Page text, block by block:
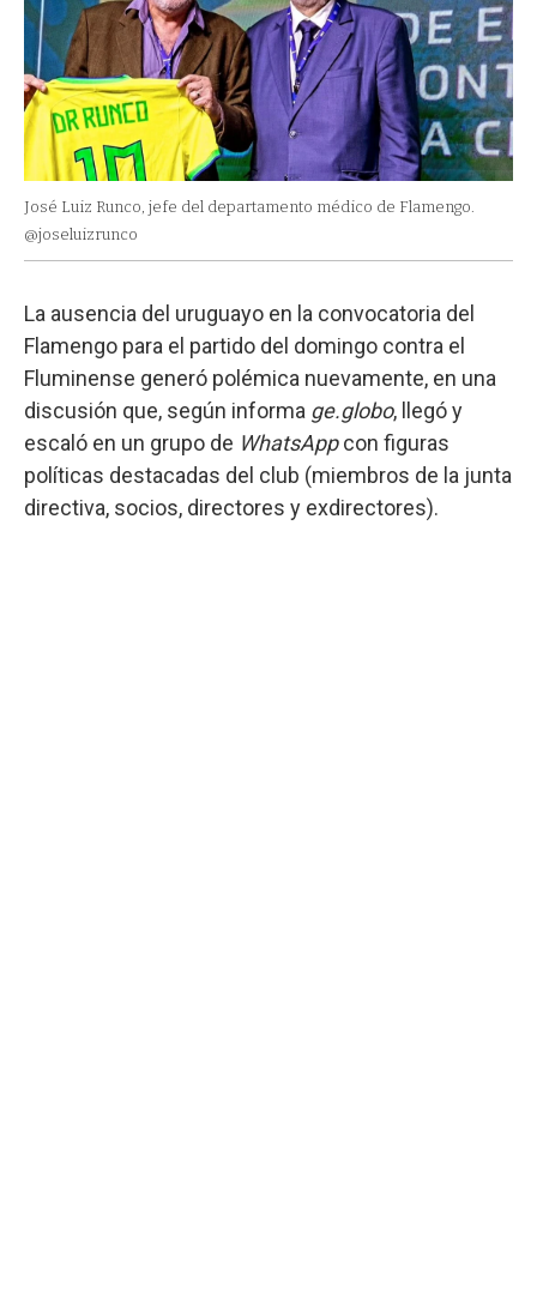
José Luiz Runco, jefe del departamento médico de Flamengo.
@joseluizrunco
La ausencia del uruguayo en la convocatoria del
Flamengo para el partido del domingo contra el
Fluminense generó polémica nuevamente, en una
discusión que, según informa ge.globo, llegó y
escaló en un grupo de WhatsAppcon figuras
políticas destacadas del club (miembros de la junta
directiva, socios, directores y exdirectores).